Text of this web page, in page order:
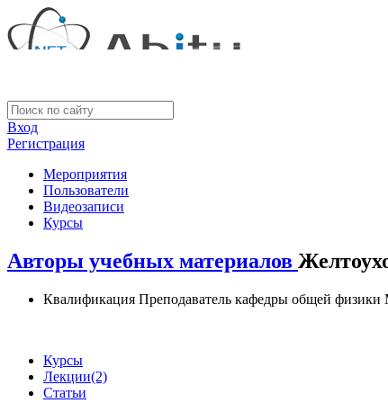
Вход
Регистрация
Мероприятия
Пользователи
Видеозаписи
Курсы
Авторы учебных материалов
Квалификация Преподаватель кафедры общей
Курсы
Лекции(2)
Статьи